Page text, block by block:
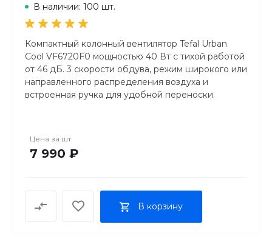
В наличии: 100 шт.
Компактный колонный вентилятор Tefal Urban
Cool VF6720F0 мощностью 40 Вт с тихой работой
от 46 дБ. 3 скорости обдува, режим широкого или
направленного распределения воздуха и
встроенная ручка для удобной переноски.
комфортного микроклимата в спальне или офисе.
Цена за шт
7 990 ₽
В корзину